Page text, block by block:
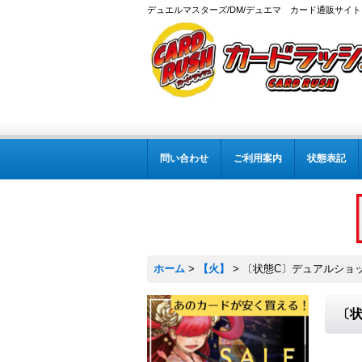
デュエルマスターズ/DM/デュエマ カード通販サイト
問い合わせ ご利用案内 状態表記
ホーム > 【火】 > 〔状態C〕デュアルシ
〔